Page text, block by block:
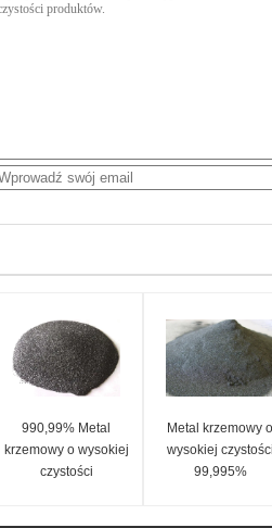
990,99% Metal
krzemowy o wysokiej
czystości
Metal krzemowy o
wysokiej czystości
99,995%